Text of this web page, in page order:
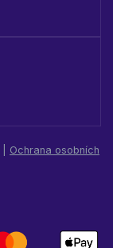
Ochrana osobních